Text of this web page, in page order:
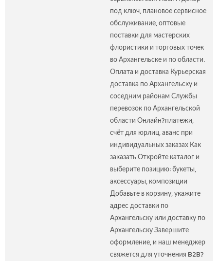
под ключ, плановое сервисное
обслуживание, оптовые
поставки для мастерских
флористики и торговых точек
во Архангельске и по области.
Оплата и доставка Курьерская
доставка по Архангельску и
соседним районам Службы
перевозок по Архангельской
области Онлайн?платежи,
счёт для юрлиц, аванс при
индивидуальных заказах Как
заказать Откройте каталог и
выберите позицию: букеты,
аксессуары, композиции
Добавьте в корзину, укажите
адрес доставки по
Архангельску или доставку по
Архангельску Завершите
оформление, и наш менеджер
свяжется для уточнения B2B?